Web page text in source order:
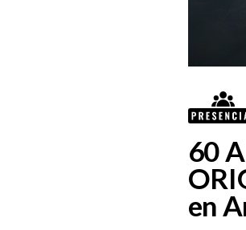
60
en